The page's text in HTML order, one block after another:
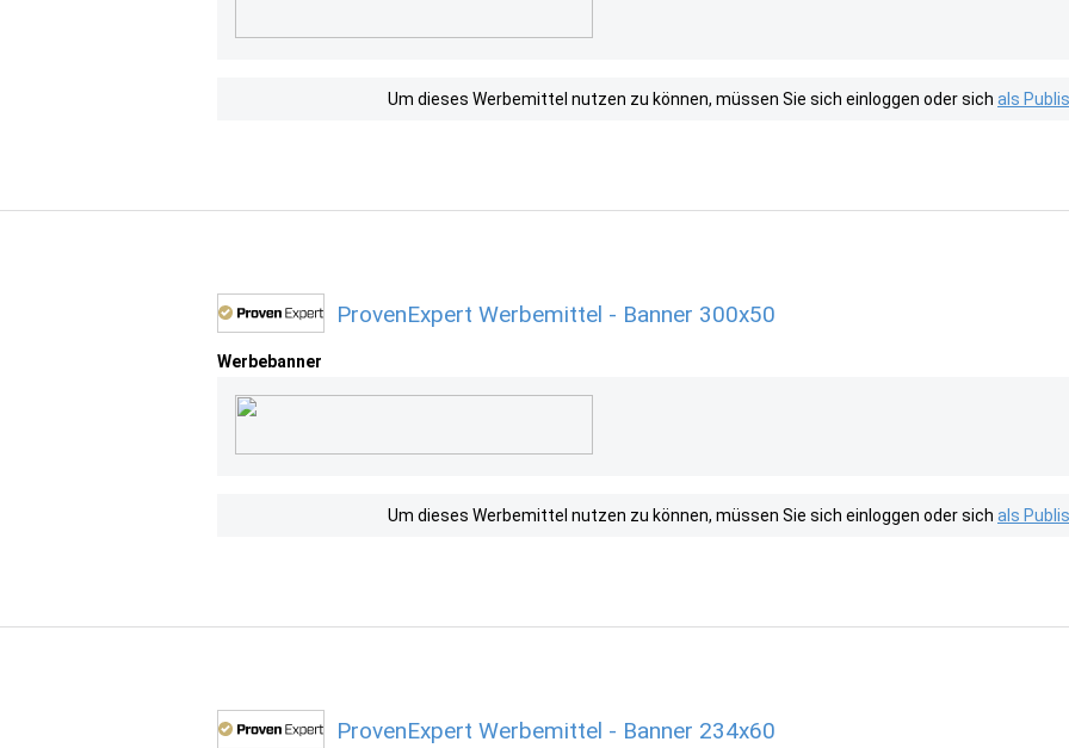
Um dieses Werbemittel nutzen zu können, müssen Sie sich einloggen oder sich als
ProvenExpert Werbemittel - Banner 300x50
Werbebanner
Um dieses Werbemittel nutzen zu können, müssen Sie sich einloggen oder sich als
ProvenExpert Werbemittel - Banner 234x60